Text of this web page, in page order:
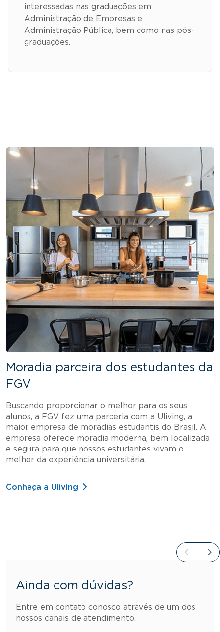
interessadas nas graduações em
Administração de Empresas e
Administração Pública, bem como nas pós-
graduações.
Moradia parceira dos estudantes da
FGV
Buscando proporcionar o melhor para os seus
alunos, a FGV fez uma parceria com a Uliving, a
maior empresa de moradias estudantis do Brasil. A
empresa oferece moradia moderna, bem localizada
e segura para que nossos estudantes vivam o
melhor da experiência universitária.
Conheça a Uliving
Ainda com dúvidas?
Entre em contato conosco através de um dos
nossos canais de atendimento.